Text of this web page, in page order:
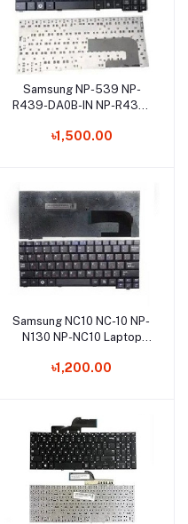
Add to cart
Samsung NP-539 NP-
R439-DA0B-IN NP-R439-
Keyboard
৳1,500.00
Add to cart
Samsung NC10 NC-10 NP-
N130 NP-NC10 Laptop
৳1,200.00